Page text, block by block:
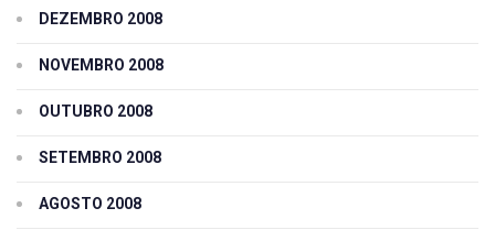
DEZEMBRO 2008
NOVEMBRO 2008
OUTUBRO 2008
SETEMBRO 2008
AGOSTO 2008